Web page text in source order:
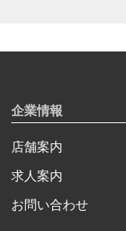
企業情報
店舗案内
求人案内
お問い合わせ